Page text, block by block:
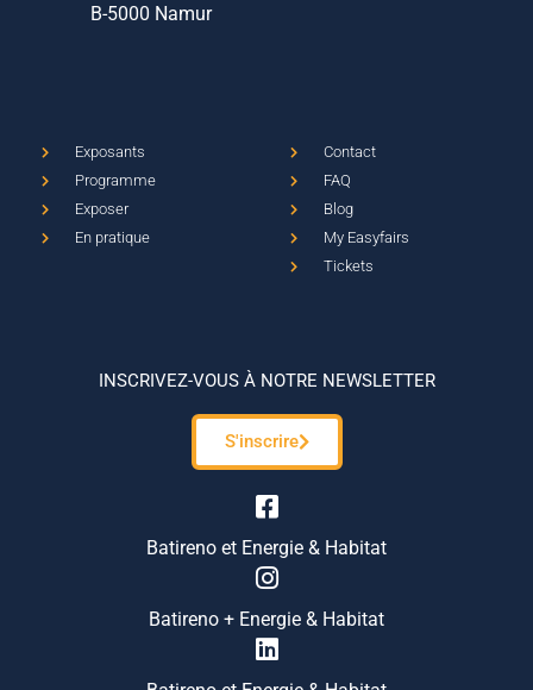
B-5000 Namur
Exposants
Programme
Exposer
En pratique
Contact
FAQ
Blog
My Easyfairs
Tickets
INSCRIVEZ-VOUS À NOTRE NEWSLETTER
S'inscrire
Batireno et Energie & Habitat
Batireno + Energie & Habitat